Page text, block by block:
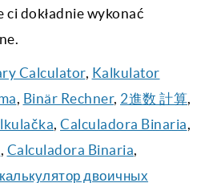
dokładnie wykonać
Calculator, Kalkulator
Binär Rechner, 2進数 計算
Calculadora Binaria
Calculadora Binaria
калькулятор двоичных